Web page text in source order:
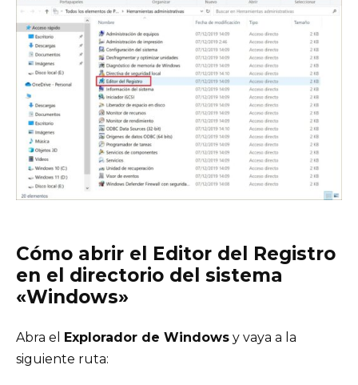
Cómo abrir el Editor del Registro
en el directorio del sistema
«Windows»
Abra el Explorador de Windows y vaya a la
siguiente ruta: